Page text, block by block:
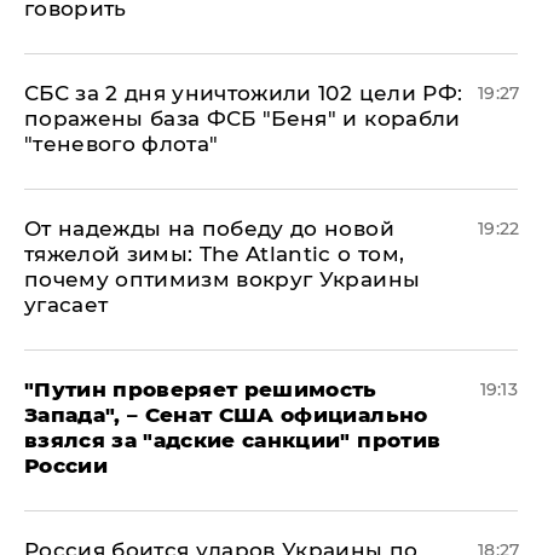
говорить
СБС за 2 дня уничтожили 102 цели РФ:
поражены база ФСБ "Беня" и корабли
"теневого флота"
19:27
От надежды на победу до новой
тяжелой зимы: The Atlantic о том,
почему оптимизм вокруг Украины
угасает
19:22
"Путин проверяет решимость
Запада", – Сенат США официально
взялся за "адские санкции" против
России
19:13
18:27